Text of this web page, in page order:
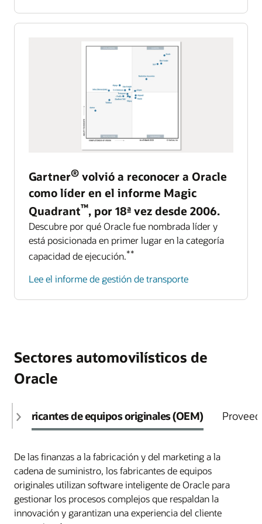
Gartner® volvió a reconocer a Oracle
como líder en el informe Magic
Quadrant™, por 18ª vez desde 2006.
Descubre por qué Oracle fue nombrada líder y
está posicionada en primer lugar en la categoría
capacidad de ejecución.**
Lee el informe de gestión de transporte
Sectores automovilísticos de
Oracle
Fabricantes de equipos originales (OEM)
De las finanzas a la fabricación y del marketing a la
cadena de suministro, los fabricantes de equipos
originales utilizan software inteligente de Oracle para
gestionar los procesos complejos que respaldan la
innovación y garantizan una experiencia del cliente